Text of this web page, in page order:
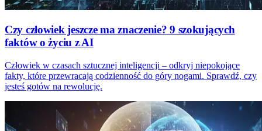
Czy człowiek jeszcze ma znaczenie? 9 szokujących
faktów o życiu z AI
Człowiek w czasach sztucznej inteligencji – odkryj niepokojące
fakty, które przewracają codzienność do góry nogami. Sprawdź, czy
jesteś gotów na rewolucję.